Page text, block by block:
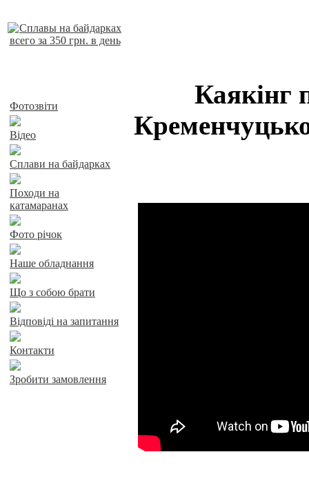
Фотозвіти
Відео
Сплави на байдарках
Походи на
катамаранах
Фото річок
Наше обладнання
Що з собою брати
Відповіді на запитання
Контакти
Зробити замовлення
Каякінг